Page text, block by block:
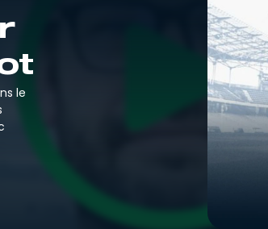
Pour se former à l'analyse de la data.
Agent de Joueurs FIFA
Pour se préparer à l'examen d'agent FIFA.
le